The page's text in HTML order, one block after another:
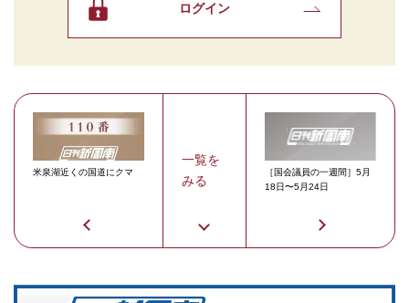
ログイン
米泉湖近くの国道にクマ
一覧を
みる
［国会議員の一週間］5月
18日〜5月24日